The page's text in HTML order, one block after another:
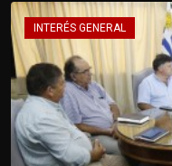
INTERÉS GENERAL